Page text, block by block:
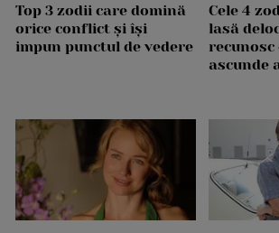
Top 3 zodii care domină
orice conflict și își
impun punctul de vedere
Cele 4
lasă
recunosc
ascunde